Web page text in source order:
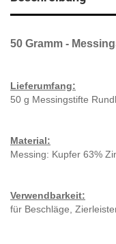
50 Gramm -
Lieferumfang:
50 g Messingstifte
Material:
Messing: Kupfer 63%
Verwendbarkeit:
für Beschläge,